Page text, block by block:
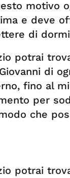
motivo
e deve
di
potrai
di
fino al
per
che
potrai